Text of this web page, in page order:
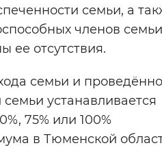
семьи, а
членов
ее отсутствия.
семьи и
устанавливается
75% или 100%
в Тюменской